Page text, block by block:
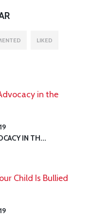
LIKED
IN TH...